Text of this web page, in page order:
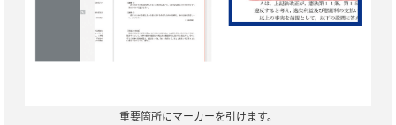
重要箇所にマーカーを引けます。